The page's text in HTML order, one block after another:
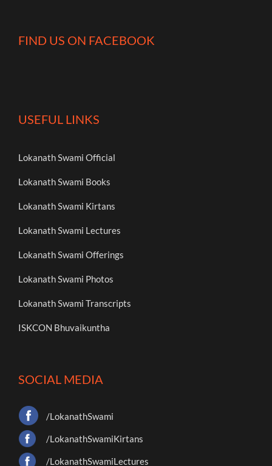
FIND US ON FACEBOOK
USEFUL LINKS
Lokanath Swami Official
Lokanath Swami Books
Lokanath Swami Kirtans
Lokanath Swami Lectures
Lokanath Swami Offerings
Lokanath Swami Photos
Lokanath Swami Transcripts
ISKCON Bhuvaikuntha
SOCIAL MEDIA
/LokanathSwami
/LokanathSwamiKirtans
/LokanathSwamiLectures